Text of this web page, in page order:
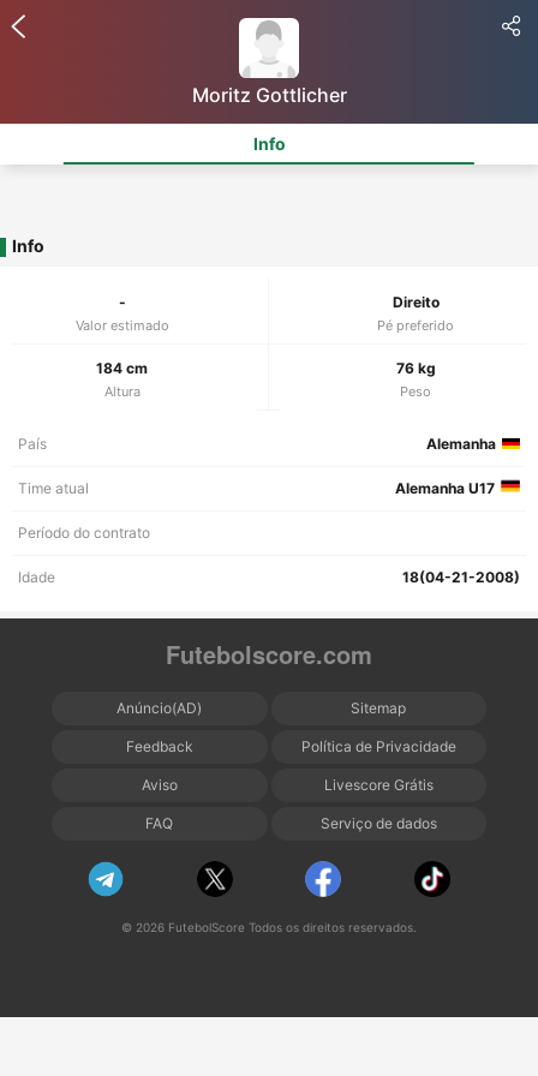
Moritz Gottlicher
Info
Info
-
Valor estimado
Direito
Pé preferido
184 cm
Altura
76 kg
Peso
País Alemanha
Time atual Alemanha U17
Período do contrato
Idade 18(04-21-2008)
Futebolscore.com
Anúncio(AD) Sitemap
Feedback Política de Privacidade
Aviso Livescore Grátis
FAQ Serviço de dados
© 2026 FutebolScore Todos os direitos reservados.